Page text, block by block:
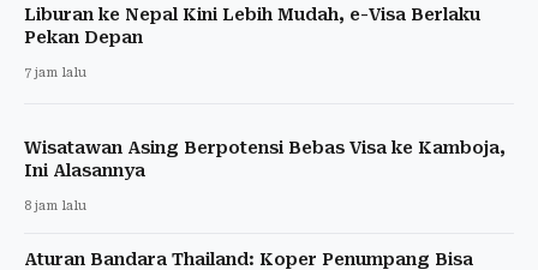
Liburan ke Nepal Kini Lebih Mudah, e-Visa Berlaku
Pekan Depan
7 jam lalu
Wisatawan Asing Berpotensi Bebas Visa ke Kamboja,
Ini Alasannya
8 jam lalu
Aturan Bandara Thailand: Koper Penumpang Bisa